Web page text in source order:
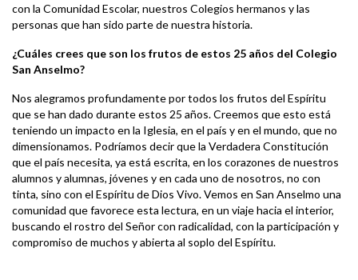
con la Comunidad Escolar, nuestros Colegios hermanos y las
personas que han sido parte de nuestra historia.
¿Cuáles crees que son los frutos de estos 25 años del Colegio
San Anselmo?
Nos alegramos profundamente por todos los frutos del Espíritu
que se han dado durante estos 25 años. Creemos que esto está
teniendo un impacto en la Iglesia, en el país y en el mundo, que no
dimensionamos. Podríamos decir que la Verdadera Constitución
que el país necesita, ya está escrita, en los corazones de nuestros
alumnos y alumnas, jóvenes y en cada uno de nosotros, no con
tinta, sino con el Espíritu de Dios Vivo. Vemos en San Anselmo una
comunidad que favorece esta lectura, en un viaje hacia el interior,
buscando el rostro del Señor con radicalidad, con la participación y
compromiso de muchos y abierta al soplo del Espíritu.